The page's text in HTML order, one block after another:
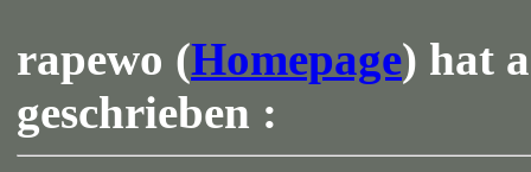
rapewo (Homepage) hat
geschrieben :